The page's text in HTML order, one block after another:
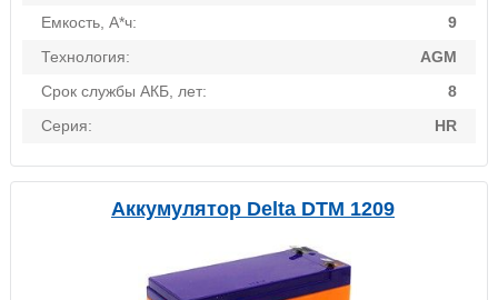
Емкость, А*ч:
9
Технология:
AGM
Срок службы АКБ, лет:
8
Серия:
HR
Аккумулятор Delta DTM 1209